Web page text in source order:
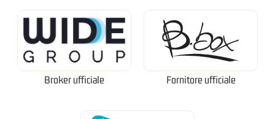
Broker ufficiale Fornitore ufficiale